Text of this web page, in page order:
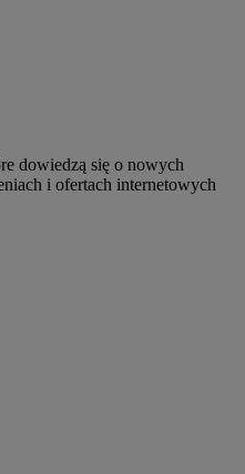
dowiedzą się o nowych
i ofertach internetowych